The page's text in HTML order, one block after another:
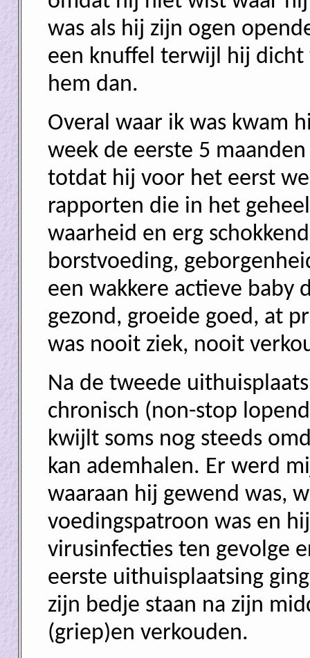
was als hij zijn ogen
een knuffel terwijl hij dicht
hem dan.
Overal waar ik was kwam
week de eerste 5
totdat hij voor het eerst
rapporten die in het
waarheid en erg
borstvoeding,
een wakkere actieve baby
gezond, groeide goed, at
was nooit ziek, nooit
Na de tweede
chronisch (non-stop
kwijlt soms nog steeds
kan ademhalen. Er werd
waaraan hij gewend was,
voedingspatroon was en
virusinfecties ten gevolge
eerste uithuisplaatsing
zijn bedje staan na zijn
(griep)en verkouden.